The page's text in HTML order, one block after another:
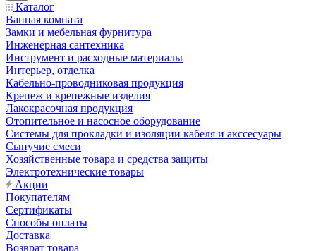
Каталог
Ванная комната
Замки и мебельная фурнитура
Инженерная сантехника
Инструмент и расходные материалы
Интерьер, отделка
Кабельно-проводниковая продукция
Крепеж и крепежные изделия
Лакокрасочная продукция
Отопительное и насосное оборудование
Системы для прокладки и изоляции кабеля и акссесуары
Сыпучие смеси
Хозяйственные товара и средства защиты
Электротехнические товары
Акции
Покупателям
Сертификаты
Способы оплаты
Доставка
Возврат товара